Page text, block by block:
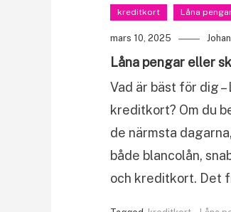
kreditkort Låna
mars 10, 2025
Låna pengar eller
Vad är bäst för dig –
kreditkort? Om du
de närmsta
både blancolån,
och kreditkort. Det